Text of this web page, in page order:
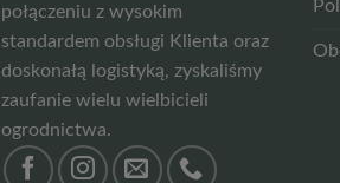
połączeniu z wysokim
standardem obsługi Klienta oraz
doskonałą logistyką, zyskaliśmy
zaufanie wielu wielbicieli
ogrodnictwa.